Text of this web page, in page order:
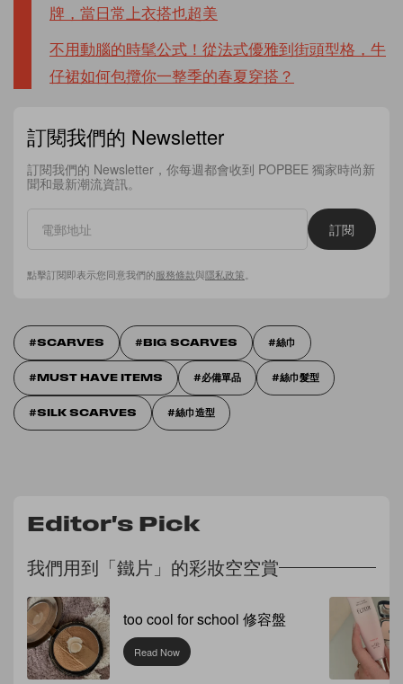
牌，當日常上衣搭也超美
不用動腦的時髦公式！從法式優雅到街頭型格，牛
仔裙如何包攬你一整季的春夏穿搭？
訂閱我們的 Newsletter
訂閱我們的 Newsletter，你每週都會收到 POPBEE 獨家時尚新
聞和最新潮流資訊。
訂閱
點擊訂閱即表示您同意我們的服務條款與隱私政策
SCARVES BIG SCARVES 絲巾
MUST HAVE ITEMS 必備單品 絲巾髮型
SILK SCARVES 絲巾造型
Editor's Pick
我們用到「鐵片」的彩妝空空賞
too cool for school 修容盤
Read Now